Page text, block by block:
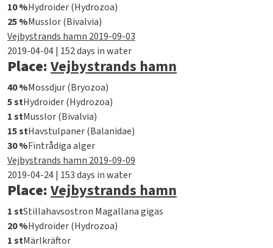
10 %Hydroider (Hydrozoa)
25 %Musslor (Bivalvia)
Vejbystrands hamn 2019-09-03
2019-04-04 | 152 days in water
Place:Vejbystrands hamn
40 %Mossdjur (Bryozoa)
5 stHydroider (Hydrozoa)
1 stMusslor (Bivalvia)
15 stHavstulpaner (Balanidae)
30 %Fintrådiga alger
Vejbystrands hamn 2019-09-09
2019-04-24 | 153 days in water
Place:Vejbystrands hamn
1 stStillahavsostron Magallana gigas
20 %Hydroider (Hydrozoa)
1 stMärlkräftor